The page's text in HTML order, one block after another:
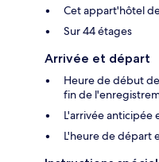
Cet appart'hôtel
Sur 44 étages
Arrivée et départ
Heure de début
fin de
L'arrivée anticipée
L'heure de départ